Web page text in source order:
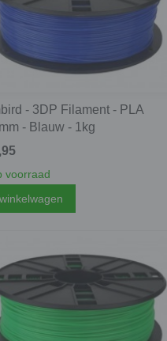
- 3DP Filament - PLA
- Blauw - 1kg
voorraad